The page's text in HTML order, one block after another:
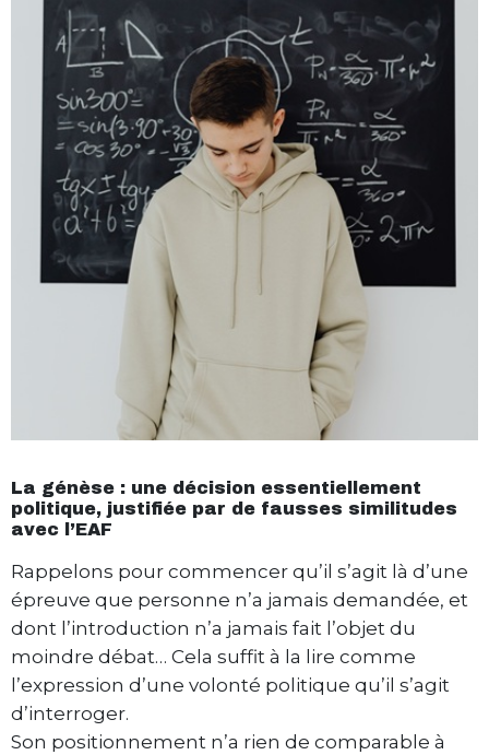
La génèse : une décision essentiellement
politique, justifiée par de fausses similitudes
avec l’EAF
Rappelons pour commencer qu’il s’agit là d’une
épreuve que personne n’a jamais demandée, et
dont l’introduction n’a jamais fait l’objet du
moindre débat… Cela suffit à la lire comme
l’expression d’une volonté politique qu’il s’agit
d’interroger.
Son positionnement n’a rien de comparable à